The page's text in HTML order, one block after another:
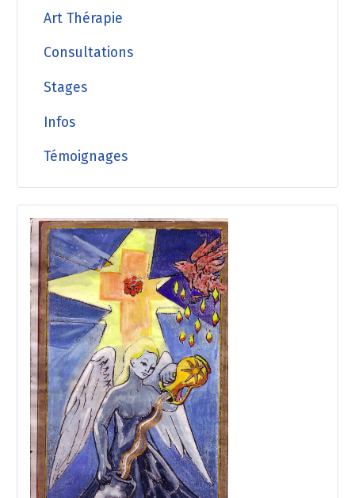
Art Thérapie
Consultations
Stages
Infos
Témoignages